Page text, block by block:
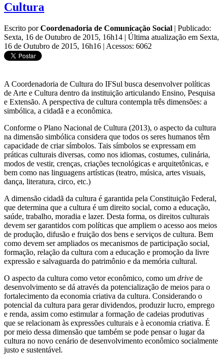
Cultura
Escrito porCoordenadoria de Comunicação Social | Publicado:
Sexta, 16 de Outubro de 2015, 16h14 | Última atualização em Sexta,
16 de Outubro de 2015, 16h16 | Acessos: 6062
A Coordenadoria de Cultura do IFSul busca desenvolver políticas
de Arte e Cultura dentro da instituição articulando Ensino, Pesquisa
e Extensão. A perspectiva de cultura contempla três dimensões: a
simbólica, a cidadã e a econômica.
Conforme o Plano Nacional de Cultura (2013), o aspecto da cultura
na dimensão simbólica considera que todos os seres humanos têm
capacidade de criar símbolos. Tais símbolos se expressam em
práticas culturais diversas, como nos idiomas, costumes, culinária,
modos de vestir, crenças, criações tecnológicas e arquitetônicas, e
bem como nas linguagens artísticas (teatro, música, artes visuais,
dança, literatura, circo, etc.)
A dimensão cidadã da cultura é garantida pela Constituição Federal,
que determina que a cultura é um direito social, como a educação,
saúde, trabalho, moradia e lazer. Desta forma, os direitos culturais
devem ser garantidos com políticas que ampliem o acesso aos meios
de produção, difusão e fruição dos bens e serviços de cultura. Bem
como devem ser ampliados os mecanismos de participação social,
formação, relação da cultura com a educação e promoção da livre
expressão e salvaguarda do patrimônio e da memória cultural.
O aspecto da cultura como vetor econômico, como um drive de
desenvolvimento se dá através da potencialização de meios para o
fortalecimento da economia criativa da cultura. Considerando o
potencial da cultura para gerar dividendos, produzir lucro, emprego
e renda, assim como estimular a formação de cadeias produtivas
que se relacionam às expressões culturais e à economia criativa. É
por meio dessa dimensão que também se pode pensar o lugar da
cultura no novo cenário de desenvolvimento econômico socialmente
justo e sustentável.